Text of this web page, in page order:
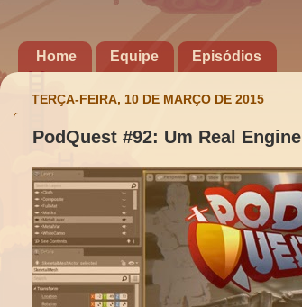
Home Equipe Episódios
TERÇA-FEIRA, 10 DE MARÇO DE 2015
PodQuest #92: Um Real Engine